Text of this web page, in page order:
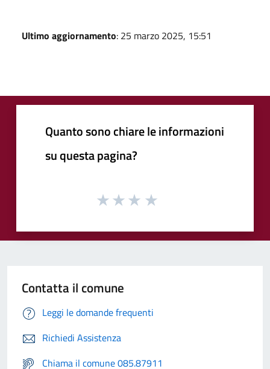
Ultimo aggiornamento: 25 marzo 2025, 15:51
Quanto sono chiare le informazioni
su questa pagina?
Contatta il comune
Leggi le domande frequenti
Richiedi Assistenza
Chiama il comune 085.87911